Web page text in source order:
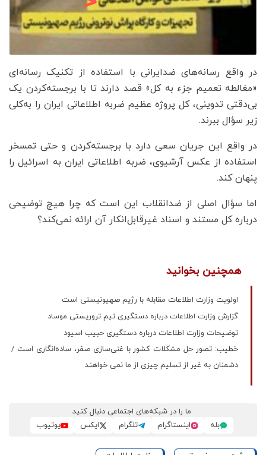
در واقع رسانه‌های ضدایرانی با استفاده از تکنیک رسانه‌ای
«مغالطه تعمیم جزء به کل» قصد دارند تا با برجسته‌کردن یک
بی‌دقتی تدوینی، کل پروژه عظیم ضربه اطلاعاتی ایران را به‌کلی
زیر سؤال ببرند.
در واقع این جریان سعی دارد با برجسته‌کردن و حتی تمسخر
استفاده از عکس آرشیوی، ضربه اطلاعاتی ایران به اسرائیل را
پنهان کند.
اما سؤال اصلی از ضدانقلاب این است که چرا هیچ توضیحی
درباره کل مستند و اسناد غیرقابل‌انکار آن ارائه نمی‌کند؟
همچنین بخوانید
اولویت وزارت اطلاعات مقابله با رژیم صهیونیستی است
گزارش وزارت اطلاعات درباره دستگیری تیم تروریستی موساد
توضیحات وزارت اطلاعات درباره دستگیری حبیب اسیود
خطیب: تصور حل مشکلات کشور با غنی‌سازی صفر، ساده‌انگاری است /
دشمنان به غیر از تسلیم چیزی از ما نمی خواهند
ما را در شبکه‌های اجتماعی دنبال کنید
بله
اینستاگرام تلگرام ایکس یوتیوب